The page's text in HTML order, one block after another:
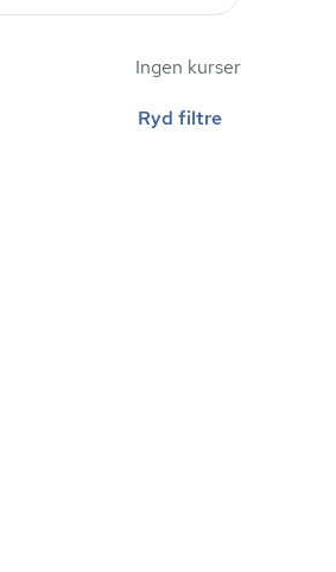
Ingen kurser
Ryd filtre